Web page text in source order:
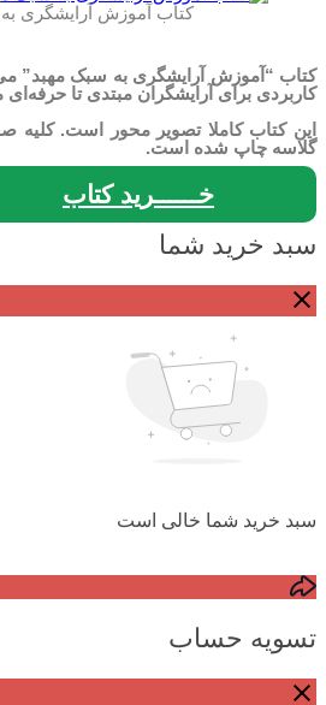
کتاب آموزش آرایشگری
کتاب “آموزش آرایشگری به سبک مهبد”
کاربردی برای آرایشگران مبتدی تا حرفه‌ای
این کتاب کاملا تصویر محور است. کلیه
گلاسه چاپ شده است.
خــــــرید کتاب
سبد خرید شما
سبد خرید شما خالی است
تسویه حساب